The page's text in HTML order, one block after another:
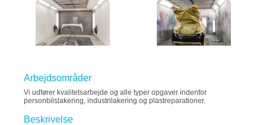
Arbejdsområder
Vi udfører kvalitetsarbejde og alle typer opgaver indenfor
personbilslakering, industrilakering og plastreparationer.
Beskrivelse